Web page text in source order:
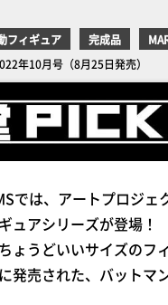
フィギュア 完成品
年10月号（8月25日発売）
では、アートプロジ
ュアシリーズが登場
ょうどいいサイズの
発売された、バット